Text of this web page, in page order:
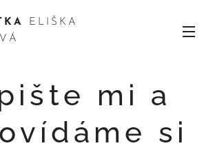
ELIŠKA
mi a
si